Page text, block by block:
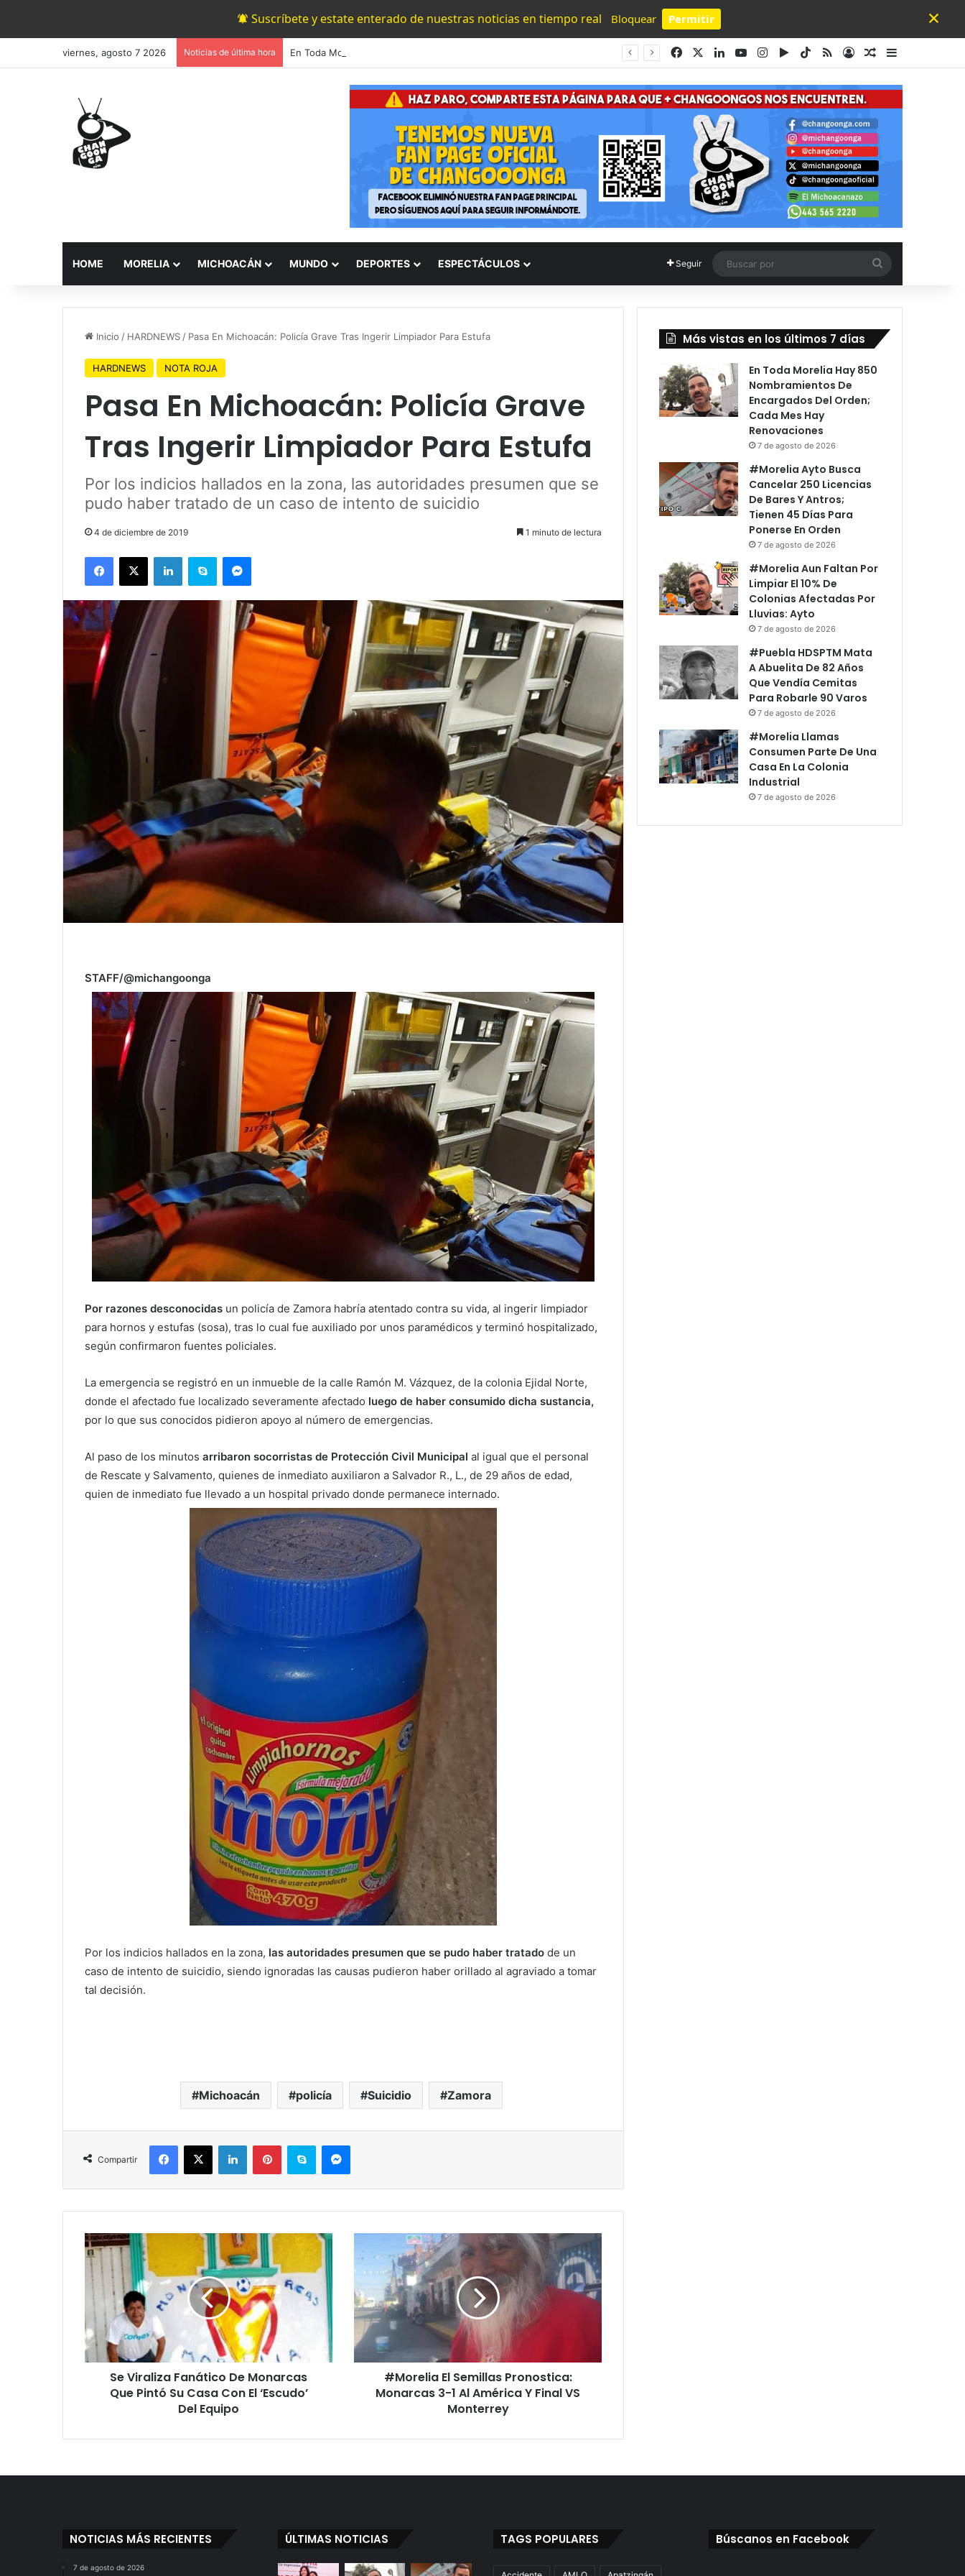
Suscríbete y estate enterado de nuestras noticias en tiempo real Bloquear Permitir
Powered by SendPulse
×
viernes, agosto 7 2026 Noticias de última hora FacebookLinkedInYouTubeInstagram
Google Play
TikTok
RSS AccesoPublicación al
HOME MORELIA MICHOACÁN MUNDO DEPORTES ESPECTÁCULOS Seguir
por
Inicio / HARDNEWS / Pasa En Michoacán: Policía Grave Tras Ingerir Limpiador Para Estufa
HARDNEWS NOTA ROJA
Pasa En Michoacán: Policía Grave
Tras Ingerir Limpiador Para Estufa
Por los indicios hallados en la zona, las autoridades presumen que se
pudo haber tratado de un caso de intento de suicidio
4 de diciembre de 2019 1 minuto de lectura
STAFF/@michangoonga
Por razones desconocidas un policía de Zamora habría atentado contra su vida, al ingerir limpiador
para hornos y estufas (sosa), tras lo cual fue auxiliado por unos paramédicos y terminó hospitalizado,
según confirmaron fuentes policiales.
La emergencia se registró en un inmueble de la calle Ramón M. Vázquez, de la colonia Ejidal Norte,
donde el afectado fue localizado severamente afectado luego de haber consumido dicha sustancia,
por lo que sus conocidos pidieron apoyo al número de emergencias.
Al paso de los minutos arribaron socorristas de Protección Civil Municipal al igual que el personal
de Rescate y Salvamento, quienes de inmediato auxiliaron a Salvador R., L., de 29 años de edad,
quien de inmediato fue llevado a un hospital privado donde permanece internado.
Por los indicios hallados en la zona, las autoridades presumen que se pudo haber tratado de un
caso de intento de suicidio, siendo ignoradas las causas pudieron haber orillado al agraviado a tomar
tal decisión.
Michoacán policía Suicidio Zamora
Compartir
S
e
V
a
l
i
z
á
M
n
Se Viraliza Fanático De Monarcas
Que Pintó Su Casa Con El ‘Escudo’
Del Equipo
M
o
e
l
a
E
i
o
o
#Morelia El Semillas Pronostica:
Monarcas 3-1 Al América Y Final VS
Monterrey
Más vistas en los últimos 7 días
En Toda Morelia Hay 850
Nombramientos De
Encargados Del Orden;
Cada Mes Hay
Renovaciones
7 de agosto de 2026
#Morelia Ayto Busca
Cancelar 250 Licencias
De Bares Y Antros;
Tienen 45 Días Para
Ponerse En Orden
7 de agosto de 2026
#Morelia Aun Faltan Por
Limpiar El 10% De
Colonias Afectadas Por
Lluvias: Ayto
7 de agosto de 2026
#Puebla HDSPTM Mata
A Abuelita De 82 Años
Que Vendía Cemitas
Para Robarle 90 Varos
7 de agosto de 2026
#Morelia Llamas
Consumen Parte De Una
Casa En La Colonia
Industrial
7 de agosto de 2026
NOTICIAS MÁS RECIENTES
7 de agosto de 2026
ÚLTIMAS NOTICIAS TAGS POPULARES Búscanos en Facebook